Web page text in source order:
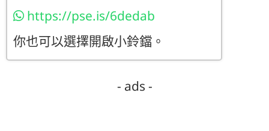
https://pse.is/6dedab
你也可以選擇開啟小鈴鐺。
- ads -